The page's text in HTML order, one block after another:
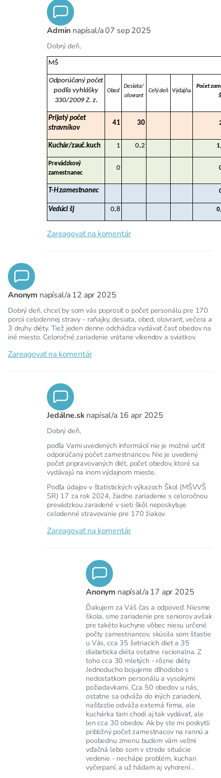
Admin napísal/a07 sep 2025
Dobrý deň,
MŠ
Odporúčaný počet
podľa vyhlášky
330/2009 Z. z.
Obed
Desiata/
olovrant
Celý deň Výdajňa
Počet
Prijatý počet
stravníkov
41 30
Kuchár/zauč.kuch 1 0,2
Prevádzkový
zamestnanec
0
T-H zamestnanec
Vedúci šj 0,8
Zareagovať na komentár
Anonym napísal/a 12 apr 2025
Dobrý deň, chcel by som vás poprosiť o počet personálu pre 170
porcii celodennej stravy - raňajky, desiata, obed, olovrant, večera a
3 druhy diéty. Tiež jeden denne odchádza vydávať časť obedov na
iné miesto. Celoročné zariadenie vrátane víkendov a sviatkov.
Zareagovať na komentár
Jedálne.sk napísal/a 16 apr 2025
Dobrý deň,
podľa Vami uvedených informácií nie je možné určiť
odporúčaný počet zamestnancov. Nie je uvedený
počet pripravovaných diét, počet obedov, ktoré sa
vydávajú na inom výdajnom mieste.
Podľa údajov v štatistických výkazoch Škol (MŠVVŠ
SR) 17 za rok 2024, žiadne zariadenie s celoročnou
prevádzkou zaradené v sieti škôl neposkytuje
celodenné stravovanie pre 170 žiakov.
Zareagovať na komentár
Anonym napísal/a 17 apr 2025
Ďakujem za Váš čas a odpoveď. Niesme
škola, sme zariadenie pre seniorov avšak
pre takéto kuchyne vôbec niesu určené
počty zamestnancov, skúsila som šťastie
u Vás, cca 35 šetriacich diet a 35
diabeticka diéta ostatne racionalna. Z
toho cca 30 mletých - rôzne diéty
Jednoducho bojujeme dlhodobo s
nedostatkom personálu a vysokými
požiadavkami. Cca 50 obedov u nás,
ostatne sa odváža do iných zariadení,
našťastie odváža externá firma, ale
kuchárka tam chodi aj tak vydávať, ale
len cca 30 obedov. Ak by ste mi poskytli
približný počet zamestnacov na rannú a
poobednu zmenu budem vám veľmi
vďačná lebo som v strede situácie
vedenie - nechápe problém, kuchari
vyčerpaní, a už hádam aj vyhorení…